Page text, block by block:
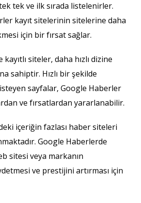
tek ve ilk sırada listelenirler.
kayıt sitelerinin sitelerine daha
için bir fırsat sağlar.
siteler, daha hızlı dizine
sahiptir. Hızlı bir şekilde
sayfalar, Google Haberler
ve fırsatlardan yararlanabilir.
içeriğin fazlası haber siteleri
Google Haberlerde
sitesi veya markanın
ve prestijini artırması için